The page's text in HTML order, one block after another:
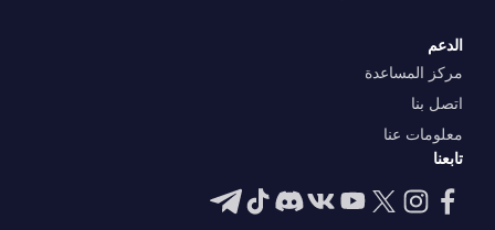
الدعم
مركز المساعدة
اتصل بنا
معلومات عنا
تابعنا